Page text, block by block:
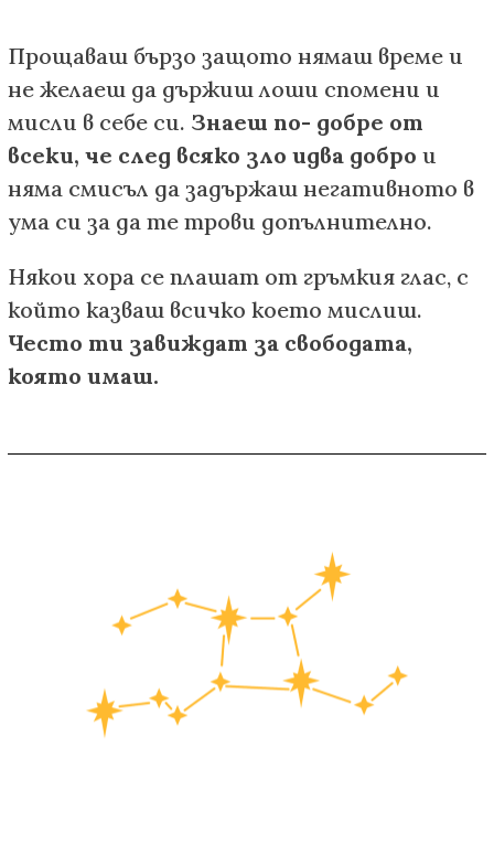
Прощаваш бързо защото нямаш време и
не желаеш да държиш лоши спомени и
мисли в себе си. Знаеш по- добре от
всеки, че след всяко зло идва добро и
няма смисъл да задържаш негативното в
ума си за да те трови допълнително.
Някои хора се плашат от гръмкия глас, с
който казваш всичко което мислиш.
Често ти завиждат за свободата,
която имаш.